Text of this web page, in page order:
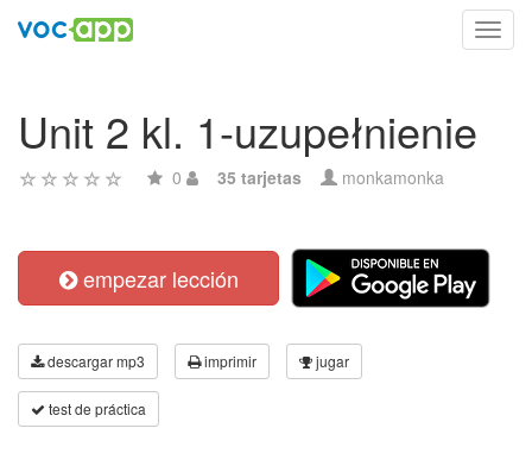
Unit 2 kl. 1-uzupełnienie
0 35 tarjetas monkamonka
empezar lección
descargar mp3 imprimir jugar
test de práctica